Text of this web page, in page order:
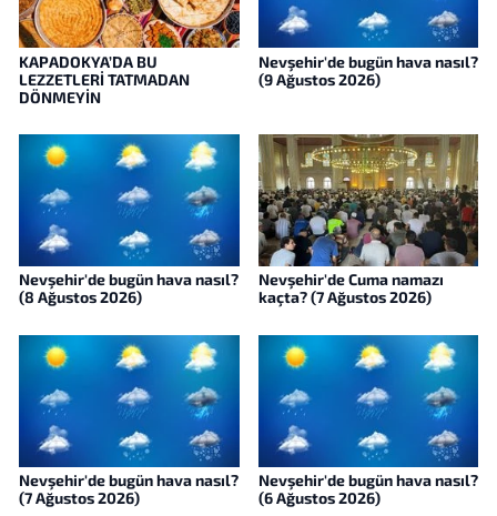
KAPADOKYA’DA BU
LEZZETLERİ TATMADAN
DÖNMEYİN
Nevşehir'de bugün hava nasıl?
(9 Ağustos 2026)
Nevşehir'de bugün hava nasıl?
(8 Ağustos 2026)
Nevşehir'de Cuma namazı
kaçta? (7 Ağustos 2026)
Nevşehir'de bugün hava nasıl?
(7 Ağustos 2026)
Nevşehir'de bugün hava nasıl?
(6 Ağustos 2026)